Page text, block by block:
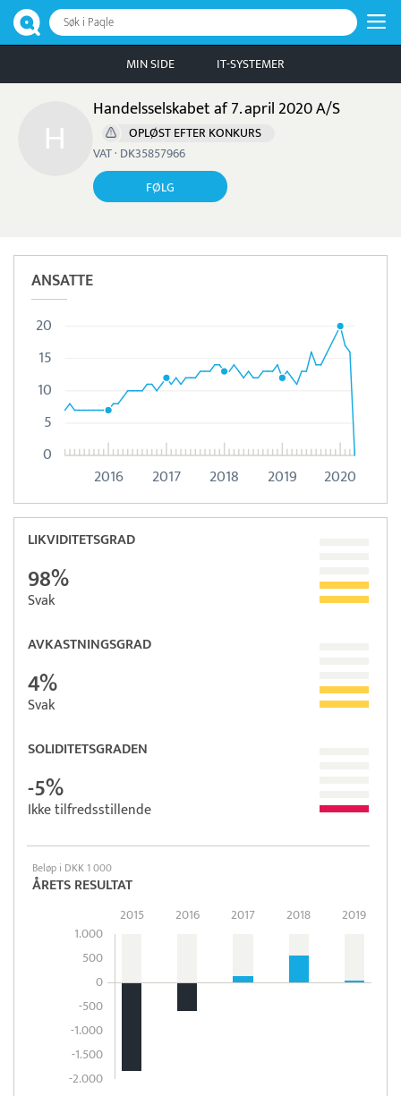
Søk i Paqle
MIN SIDE IT-SYSTEMER
Handelsselskabet af 7. april 2020 A/S
OPLØST EFTER KONKURS
VAT · DK35857966
FØLG
ANSATTE
2016 2017 2018 2019 2020
0
5
10
15
20
LIKVIDITETSGRAD
98%
Svak
AVKASTNINGSGRAD
4%
Svak
SOLIDITETSGRADEN
-5%
Ikke tilfredsstillende
Beløp i DKK 1 000
ÅRETS RESULTAT
1.000
500
0
-500
-1.000
-1.500
-2.000
2015 2016 2017 2018 2019